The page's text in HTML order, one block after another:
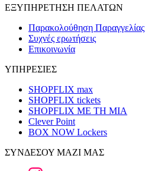
ΕΞΥΠΗΡΕΤΗΣΗ ΠΕΛΑΤΩΝ
Παρακολούθηση Παραγγελίας
Συχνές ερωτήσεις
Επικοινωνία
ΥΠΗΡΕΣΙΕΣ
SHOPFLIX max
SHOPFLIX tickets
SHOPFLIX ΜΕ ΤΗ ΜΙΑ
Clever Point
BOX NOW Lockers
ΣΥΝΔΕΣΟΥ ΜΑΖΙ ΜΑΣ